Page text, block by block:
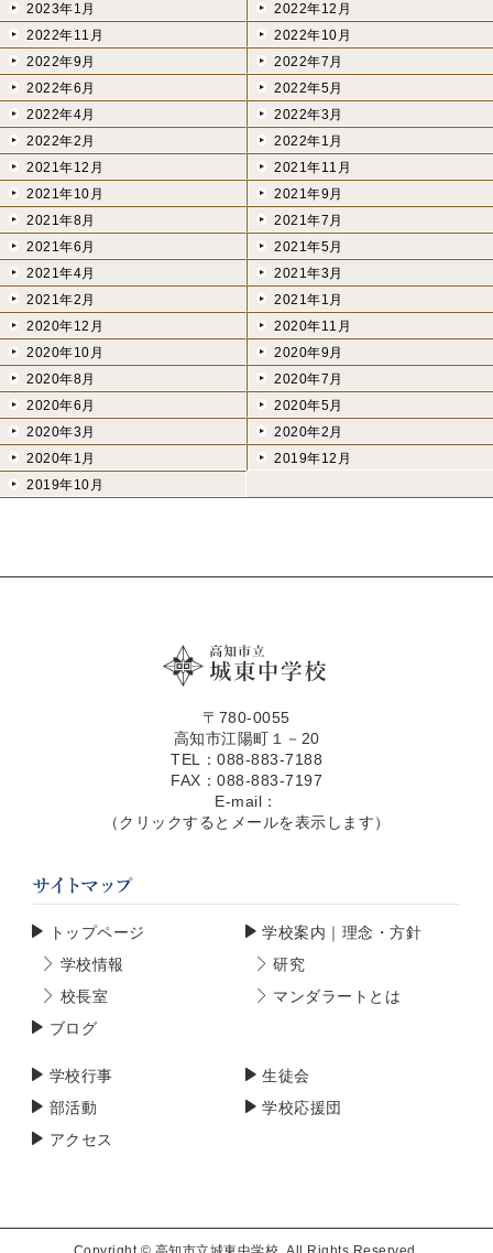
2023年1月
2022年12月
2022年11月
2022年10月
2022年9月
2022年7月
2022年6月
2022年5月
2022年4月
2022年3月
2022年2月
2022年1月
2021年12月
2021年11月
2021年10月
2021年9月
2021年8月
2021年7月
2021年6月
2021年5月
2021年4月
2021年3月
2021年2月
2021年1月
2020年12月
2020年11月
2020年10月
2020年9月
2020年8月
2020年7月
2020年6月
2020年5月
2020年3月
2020年2月
2020年1月
2019年12月
2019年10月
〒780-0055
高知市江陽町１－20
TEL：088-883-7188
FAX：088-883-7197
E-mail：
（クリックするとメールを表示します）
トップページ
学校案内｜理念・方針
学校情報
研究
校長室
マンダラートとは
ブログ
学校行事
生徒会
部活動
学校応援団
アクセス